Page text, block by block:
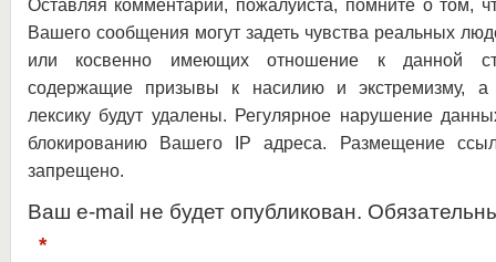
Оставляя комментарий, пожалуйста, помните о том,
Вашего сообщения могут задеть чувства реальных
или косвенно имеющих отношение к данной
содержащие призывы к насилию и экстремизму, а
лексику будут удалены. Регулярное нарушение
блокированию Вашего IP адреса. Размещение
запрещено.
Ваш e-mail не будет опубликован.
*